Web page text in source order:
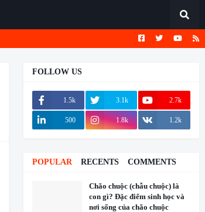
FOLLOW US
1.5k 3.1k 2.7k
500 1.8k 1.2k
POPULAR RECENTS COMMENTS
Chão chuộc (chẫu chuộc) là
con gì? Đặc điểm sinh học và
nơi sống của chão chuộc